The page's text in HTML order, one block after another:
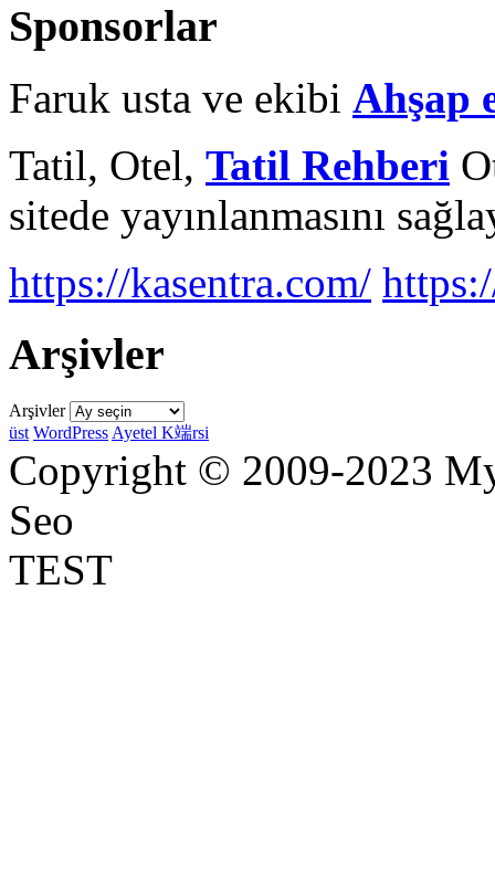
Sponsorlar
Faruk usta ve ekibi Ahşap
Tatil, Otel, Tatil Rehberi
sitede yayınlanmasını
https://kasentra.com/
Arşivler
Arşivler
üst WordPress Ayetel K端rsi
Copyright © 2009-2023
Seo
TEST